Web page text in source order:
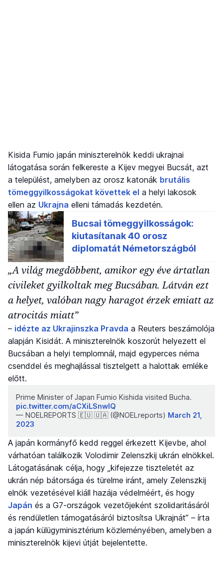
Kisida Fumio japán miniszterelnök keddi ukrajnai
látogatása során felkereste a Kijev megyei Bucsát, azt
a települést, amelyben az orosz katonák brutális
tömeggyilkosságokat követtek el a helyi lakosok
ellen az Ukrajna elleni támadás kezdetén.
„A világ megdöbbent, amikor egy éve ártatlan
civileket gyilkoltak meg Bucsában. Látván ezt
a helyet, valóban nagy haragot érzek emiatt az
atrocitás miatt”
– idézte az Ukrajinszka Pravda a Reuters beszámolója
alapján Kisidát. A miniszterelnök koszorút helyezett el
Bucsában a helyi templomnál, majd egyperces néma
csenddel és meghajlással tisztelgett a halottak emléke
előtt.
Prime Minister of Japan Fumio Kishida visited Bucha.
pic.twitter.com/aCXiLSnwlQ
— NOELREPORTS 🇪🇺 🇺🇦 (@NOELreports) March 21,
2023
A japán kormányfő kedd reggel érkezett Kijevbe, ahol
várhatóan találkozik Volodimir Zelenszkij ukrán elnökkel.
Látogatásának célja, hogy „kifejezze tiszteletét az
ukrán nép bátorsága és türelme iránt, amely Zelenszkij
elnök vezetésével kiáll hazája védelméért, és hogy
Japán és a G7-országok vezetőjeként szolidaritásáról
és rendületlen támogatásáról biztosítsa Ukrajnát” – írta
a japán külügyminisztérium közleményében, amelyben a
miniszterelnök kijevi útját bejelentette.